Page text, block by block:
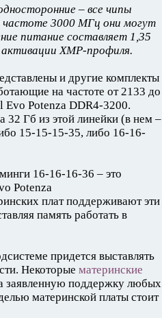
– все чипы
3000 МГц они могут
питание составляет 1,35
XMP-профиля.
и другие комплекты
на частоте от 2133 до
Evo Potenza DDR4-3200.
Гб из этой линейки (в нем –
15-15-15-35, либо 16-16-
16-16-16-36 – это
Potenza
плат поддерживают эти
память работать в
придется выставлять
Некоторые материнские
заявленную поддержку любых
материнской платы стоит